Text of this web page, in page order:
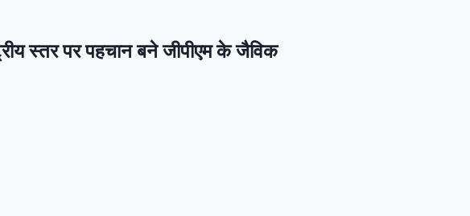
स्तर पर पहचान बने जीपीएम के जैविक